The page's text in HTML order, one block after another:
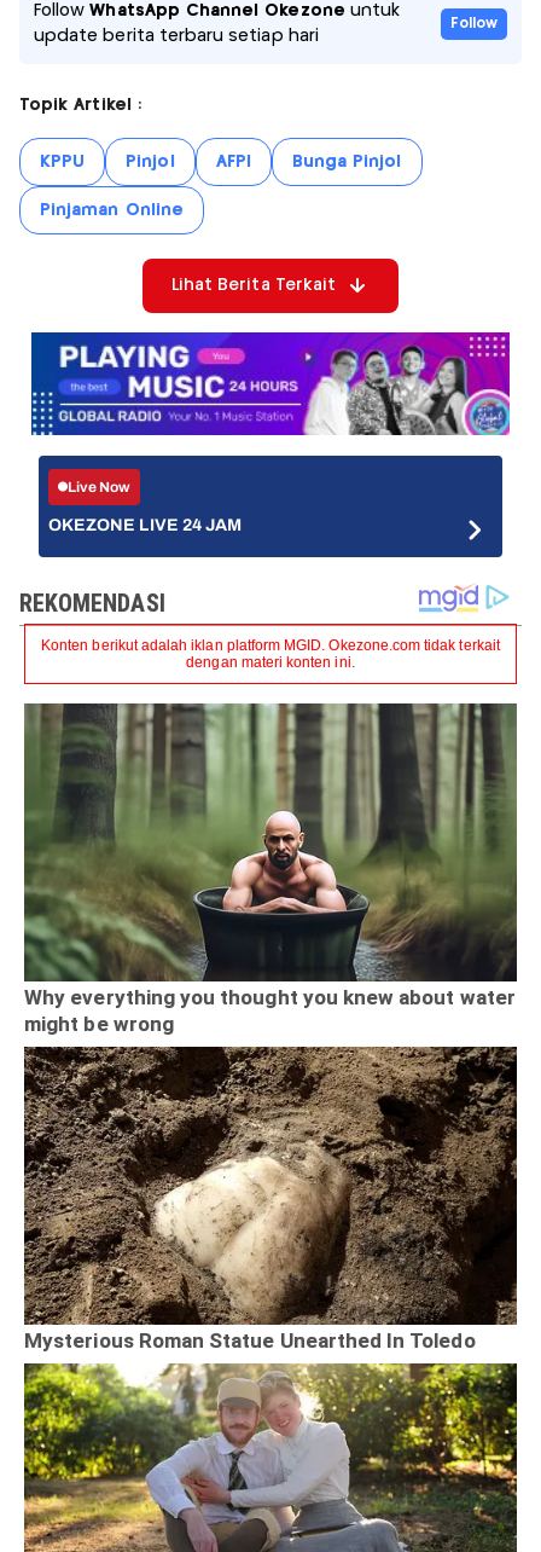
FollowWhatsApp Channel Okezone untuk
update berita terbaru setiap hari
Follow
Topik Artikel :
KPPU Pinjol AFPI Bunga Pinjol
Pinjaman Online
Lihat Berita Terkait
Live Now
OKEZONE LIVE 24 JAM